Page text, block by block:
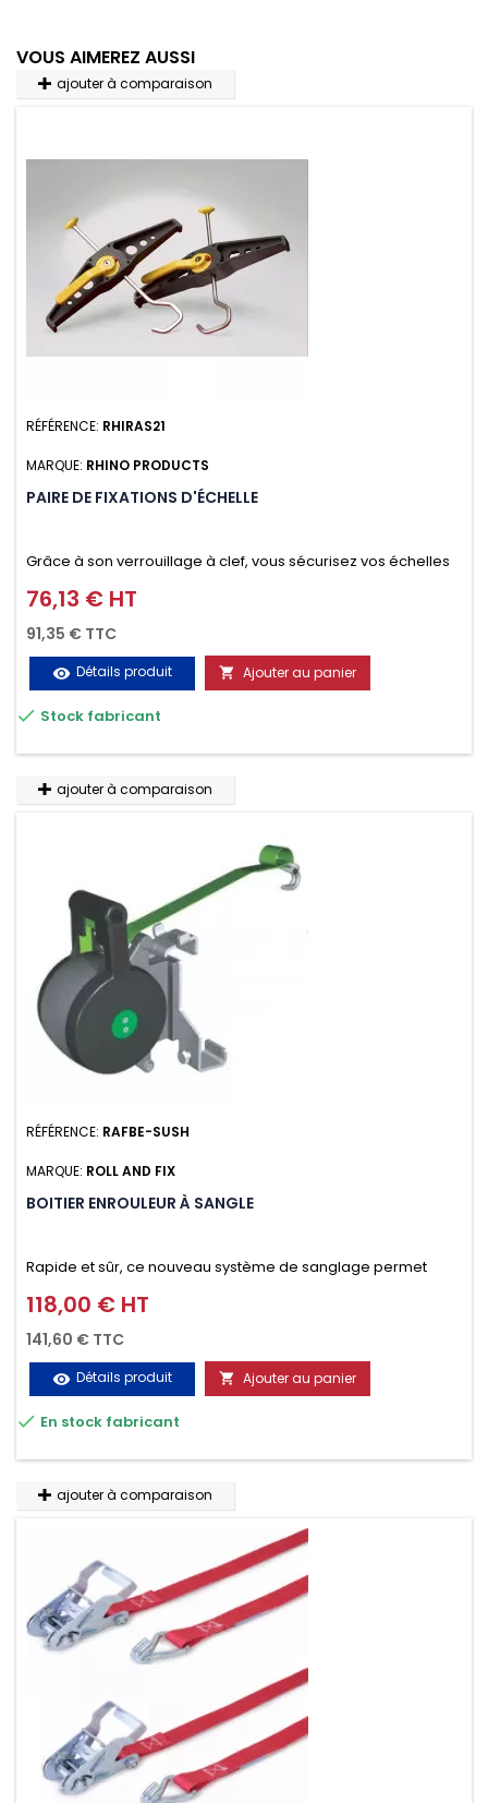
VOUS AIMEREZ AUSSI
ajouter à comparaison
RÉFÉRENCE: RHIRAS21
MARQUE: RHINO PRODUCTS
PAIRE DE FIXATIONS D'ÉCHELLE
Grâce à son verrouillage à clef, vous sécurisez vos échelles
d'un seul geste aussi bien contre le vol que pendant le
transport. Référence vendue par paire.
Prix
76,13 € HT
91,35 € TTC
visibility Détails produit  Ajouter au panier
 Stock fabricant
ajouter à comparaison
RÉFÉRENCE: RAFBE-SUSH
MARQUE: ROLL AND FIX
BOITIER ENROULEUR À SANGLE
Rapide et sûr, ce nouveau système de sanglage permet
d’arrimer le chargement sur la galerie en moins d’une
minute.
Prix
118,00 € HT
141,60 € TTC
visibility Détails produit  Ajouter au panier
 En stock fabricant
ajouter à comparaison